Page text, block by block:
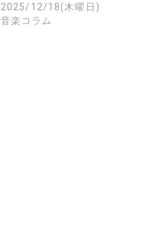
2025/12/18(木曜日)
音楽コラム